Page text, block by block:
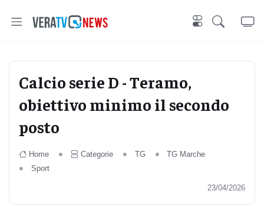
Calcio serie D - Teramo,
obiettivo minimo il secondo
posto
Home Categorie TG
TG Marche
Sport
23/04/2026